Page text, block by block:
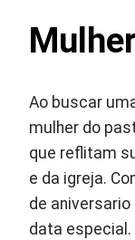
Ao buscar
mulher do
que reflitam
e da igreja.
de
data especial.